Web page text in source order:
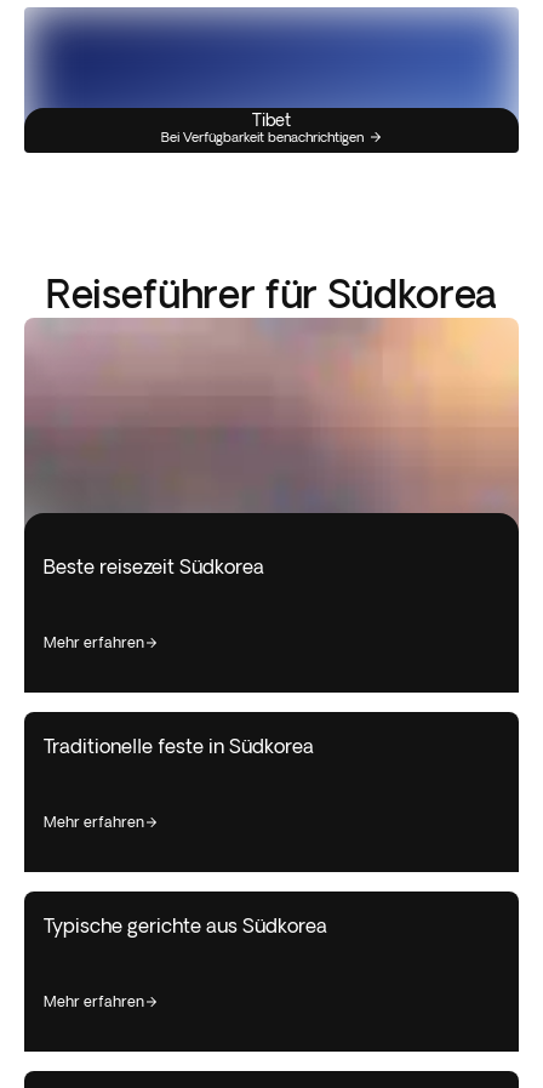
Tibet
Bei Verfügbarkeit benachrichtigen
Reiseführer für Südkorea
Beste reisezeit Südkorea
mehr erfahren
Traditionelle feste in Südkorea
mehr erfahren
Typische gerichte aus Südkorea
mehr erfahren